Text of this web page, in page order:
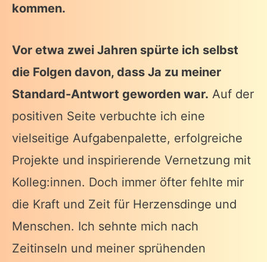
kommen.
Vor etwa zwei Jahren spürte ich selbst
die Folgen davon, dass Ja zu meiner
Standard-Antwort geworden war. Auf der
positiven Seite verbuchte ich eine
vielseitige Aufgabenpalette, erfolgreiche
Projekte und inspirierende Vernetzung mit
Kolleg:innen. Doch immer öfter fehlte mir
die Kraft und Zeit für Herzensdinge und
Menschen. Ich sehnte mich nach
Zeitinseln und meiner sprühenden